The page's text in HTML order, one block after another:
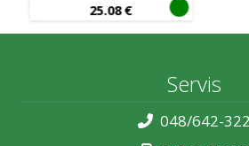
25.08€
Servis
048/642-322